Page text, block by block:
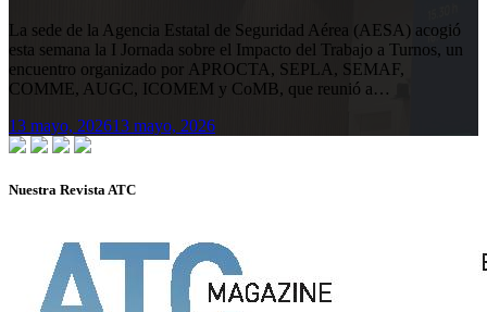
La sede de la Agencia Estatal de Seguridad Aérea (AESA) acogió
esta semana la I Jornada sobre el Impacto del Trabajo a Turnos, un
encuentro organizado por APROCTA, SEPLA, SEMAF,
COMME, AUGC, ICOMEM y CoMB, que reunió a…
13 mayo, 202613 mayo, 2026
Nuestra Revista ATC